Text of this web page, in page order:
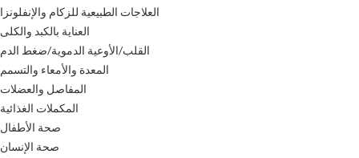
العلاجات الطبيعية للزكام والإنفلونزا
العناية بالكبد والكلى
القلب/الأوعية الدموية/ضغط الدم
المعدة والأمعاء والتسمم
المفاصل والعضلات
المكملات الغذائية
صحة الأطفال
صحة الإنسان